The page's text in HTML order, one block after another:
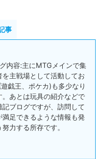
事
内容:主にMTGメインで集
主戦場として活動してお
戯王、ポケカ)も多少なり
。あとは玩具の紹介などで
ブログですが、訪問して
満足できるような情報も発
力する所存です。